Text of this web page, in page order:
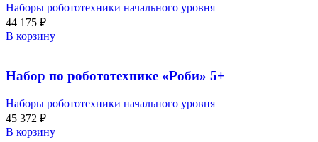
Наборы робототехники начального уровня
44 175 ₽
В корзину
Набор по робототехнике «Роби» 5+
Наборы робототехники начального уровня
45 372 ₽
В корзину